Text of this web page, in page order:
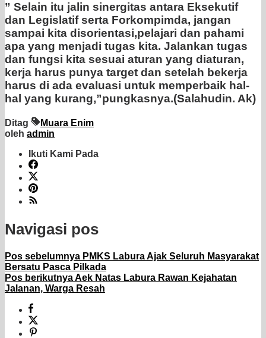
” Selain itu jalin sinergitas antara Eksekutif
dan Legislatif serta Forkompimda, jangan
sampai kita disorientasi,pelajari dan pahami
apa yang menjadi tugas kita. Jalankan tugas
dan fungsi kita sesuai aturan yang diaturan,
kerja harus punya target dan setelah bekerja
harus di ada evaluasi untuk memperbaik hal-
hal yang kurang,”pungkasnya.(Salahudin. Ak)
Ditag
Muara Enim
oleh admin
Ikuti Kami Pada
Navigasi pos
Pos sebelumnya PMKS Labura Ajak Seluruh Masyarakat
Bersatu Pasca Pilkada
Pos berikutnyaAek Natas Labura Rawan Kejahatan
Jalanan, Warga Resah